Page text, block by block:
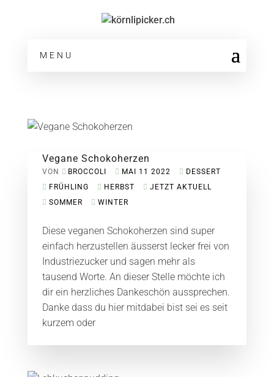
MENU
Vegane Schokoherzen
VON BROCCOLI MAI 11 2022
DESSERT
FRÜHLING
HERBST
JETZT AKTUELL
SOMMER
WINTER
Diese veganen Schokoherzen sind super
einfach herzustellen äusserst lecker frei von
Industriezucker und sagen mehr als
tausend Worte. An dieser Stelle möchte ich
dir ein herzliches Dankeschön aussprechen.
Danke dass du hier mitdabei bist sei es seit
kurzem oder